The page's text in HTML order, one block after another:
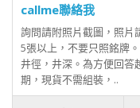
callme聯絡我
詢問請附照片截圖，照片
5張以上，不要只照銘牌
井徑，井深。為方便回答
期，現貨不需組裝，..